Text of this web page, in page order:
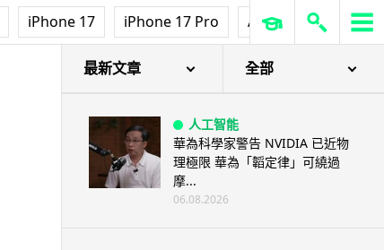
iPhone 17 iPhone 17 Pro AirPods Pro 3
最新文章 全部
城中熱話
法國 8 月 11 日出新例 未經同意
嚴禁 Cold Call 違規企...
06.08.2026
人工智能
華為科學家警告 NVIDIA 已近物
理極限 華為「韜定律」可繞過
摩...
06.08.2026